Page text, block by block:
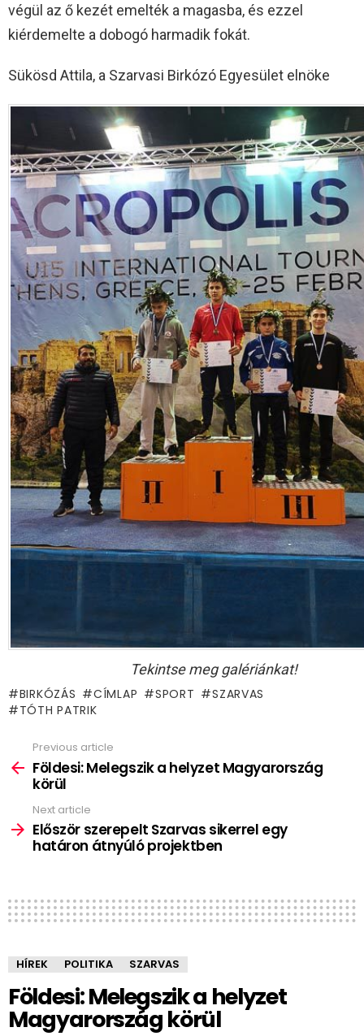
végül az ő kezét emelték a magasba, és ezzel
kiérdemelte a dobogó harmadik fokát.
Sükösd Attila, a Szarvasi Birkózó Egyesület elnöke
Tekintse meg galériánkat!
BIRKÓZÁS CÍMLAP SPORT
SZARVAS
TÓTH PATRIK
more
Previous article
Földesi: Melegszik a helyzet Magyarország
körül
Next article
Először szerepelt Szarvas sikerrel egy
határon átnyúló projektben
HÍREK POLITIKA SZARVAS
Földesi: Melegszik a helyzet
Magyarország körül